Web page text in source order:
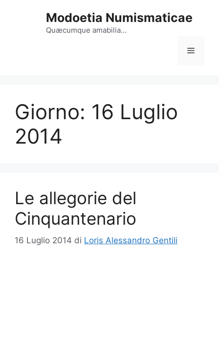
Modoetia Numismaticae
Quæcumque amabilia…
Menu
Giorno: 16 Luglio
2014
Le allegorie del
Cinquantenario
16 Luglio 2014 di Loris Alessandro Gentili